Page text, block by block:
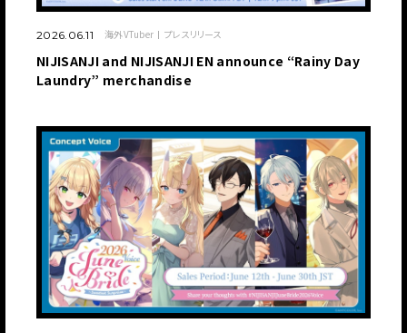
2026.06.11 海外VTuber プレスリリース
NIJISANJI and NIJISANJI EN announce “Rainy Day
Laundry” merchandise